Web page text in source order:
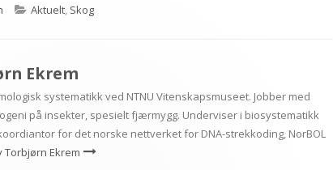
Kategorier
Aktuelt, Skog
Ekrem
systematikk ved NTNU Vitenskapsmuseet. Jobber med
på insekter, spesielt fjærmygg. Underviser i biosystematikk
for det norske nettverket for DNA-strekkoding, NorBOL
Torbjørn Ekrem